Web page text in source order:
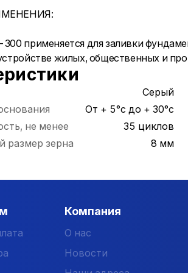
применяется для заливки
жилых, общественных и
Серый
От + 5°с до + 30°с
не менее
35 циклов
размер зерна
8 мм
Компания
О нас
Новости